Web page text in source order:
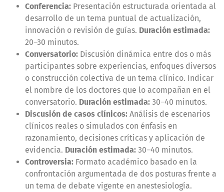
Conferencia: Presentación estructurada orientada al
desarrollo de un tema puntual de actualización,
innovación o revisión de guías. Duración estimada:
20–30 minutos.
Conversatorio: Discusión dinámica entre dos o más
participantes sobre experiencias, enfoques diversos
o construcción colectiva de un tema clínico. Indicar
el nombre de los doctores que lo acompañan en el
conversatorio. Duración estimada: 30–40 minutos.
Discusión de casos clínicos: Análisis de escenarios
clínicos reales o simulados con énfasis en
razonamiento, decisiones críticas y aplicación de
evidencia. Duración estimada: 30–40 minutos.
Controversia: Formato académico basado en la
confrontación argumentada de dos posturas frente a
un tema de debate vigente en anestesiología.